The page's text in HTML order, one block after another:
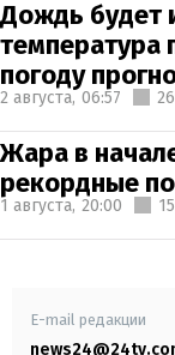
Дождь будет
температура
погоду
2 августа, 06:57
Жара в
рекордные
1 августа, 20:00
E-mail редакции